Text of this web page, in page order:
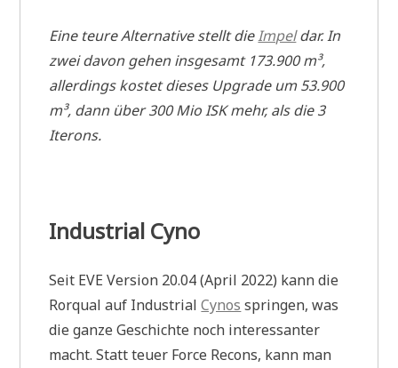
Eine teure Alternative stellt dieImpeldar. In
zwei davon gehen insgesamt 173.900 m³,
allerdings kostet dieses Upgrade um 53.900
m³, dann über 300 Mio ISK mehr, als die 3
Iterons.
Industrial Cyno
Seit EVE Version 20.04 (April 2022) kann die
Rorqual auf IndustrialCynos springen, was
die ganze Geschichte noch interessanter
macht. Statt teuer Force Recons, kann man